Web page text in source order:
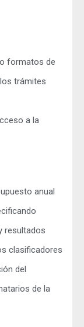
formatos de
trámites
a la
anual
resultados
clasificadores
del
de la